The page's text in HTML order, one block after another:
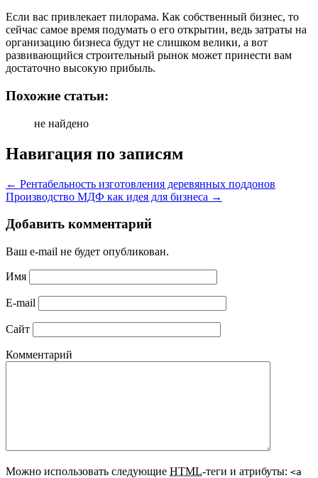
Если вас привлекает пилорама. Как собственный бизнес, то
сейчас самое время подумать о его открытии, ведь затраты на
организацию бизнеса будут не слишком велики, а вот
развивающийся строительный рынок может принести вам
достаточно высокую прибыль.
Похожие статьи:
не найдено
Навигация по записям
← Рентабельность изготовления деревянных поддонов
Производство МДФ как идея для бизнеса →
Добавить комментарий
Ваш e-mail не будет опубликован.
Имя
E-mail
Сайт
Комментарий
Можно использовать следующие HTML-теги и атрибуты: <a